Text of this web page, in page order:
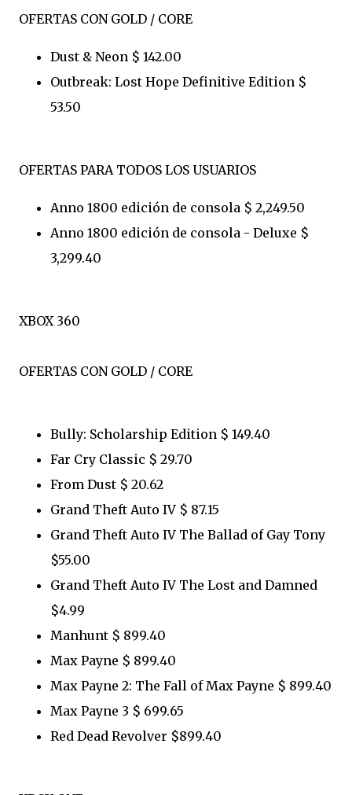
OFERTAS CON GOLD / CORE
Dust & Neon $ 142.00
Outbreak: Lost Hope Definitive Edition $
53.50
OFERTAS PARA TODOS LOS USUARIOS
Anno 1800 edición de consola $ 2,249.50
Anno 1800 edición de consola - Deluxe $
3,299.40
XBOX 360
OFERTAS CON GOLD / CORE
Bully: Scholarship Edition $ 149.40
Far Cry Classic $ 29.70
From Dust $ 20.62
Grand Theft Auto IV $ 87.15
Grand Theft Auto IV The Ballad of Gay Tony
$55.00
Grand Theft Auto IV The Lost and Damned
$4.99
Manhunt $ 899.40
Max Payne $ 899.40
Max Payne 2: The Fall of Max Payne $ 899.40
Max Payne 3 $ 699.65
Red Dead Revolver $899.40